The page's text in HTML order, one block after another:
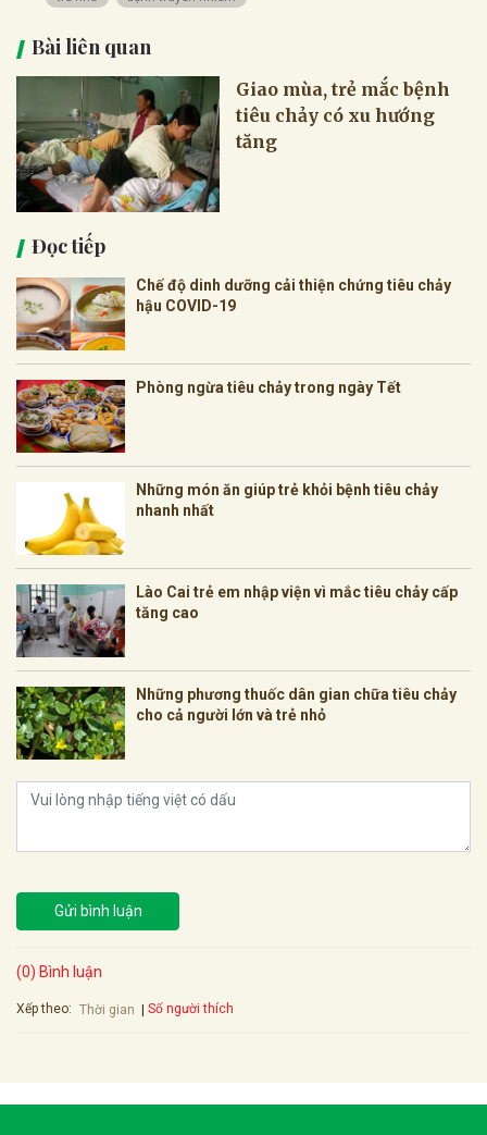
Bài liên quan
Giao mùa, trẻ mắc bệnh
tiêu chảy có xu hướng
tăng
Đọc tiếp
Chế độ dinh dưỡng cải thiện chứng tiêu chảy
hậu COVID-19
Phòng ngừa tiêu chảy trong ngày Tết
Những món ăn giúp trẻ khỏi bệnh tiêu chảy
nhanh nhất
Lào Cai trẻ em nhập viện vì mắc tiêu chảy cấp
tăng cao
Những phương thuốc dân gian chữa tiêu chảy
cho cả người lớn và trẻ nhỏ
Gửi bình luận
(0) Bình luận
Xếp theo: Thời gian Số người thích